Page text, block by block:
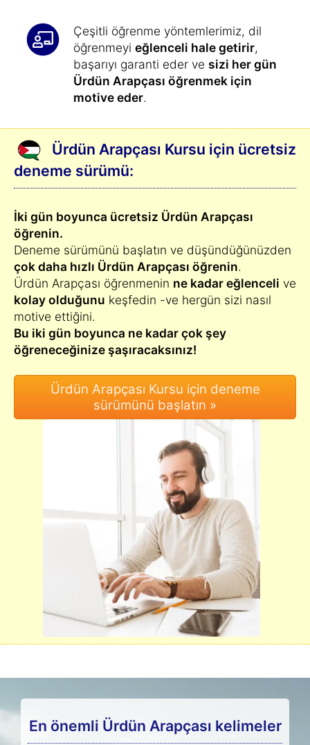
Çeşitli öğrenme yöntemlerimiz, dil
öğrenmeyi eğlenceli hale getirir,
başarıyı garanti eder ve sizi her gün
Ürdün Arapçası öğrenmek için
motive eder.
Ürdün Arapçası Kursu için ücretsiz
deneme sürümü:
İki gün boyunca ücretsiz Ürdün Arapçası
öğrenin.
Deneme sürümünü başlatın ve düşündüğünüzden
çok daha hızlı Ürdün Arapçası öğrenin.
Ürdün Arapçası öğrenmenin ne kadar eğlenceli ve
kolay olduğunu keşfedin -ve hergün sizi nasıl
motive ettiğini.
Bu iki gün boyunca ne kadar çok şey
öğreneceğinize şaşıracaksınız!
En önemli Ürdün Arapçası kelimeler